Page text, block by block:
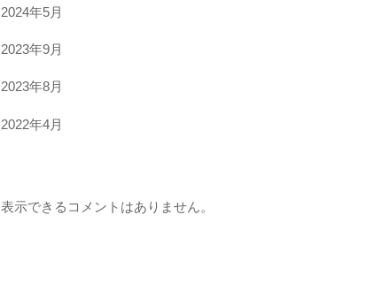
2024年5月
2023年9月
2023年8月
2022年4月
表示できるコメントはありません。